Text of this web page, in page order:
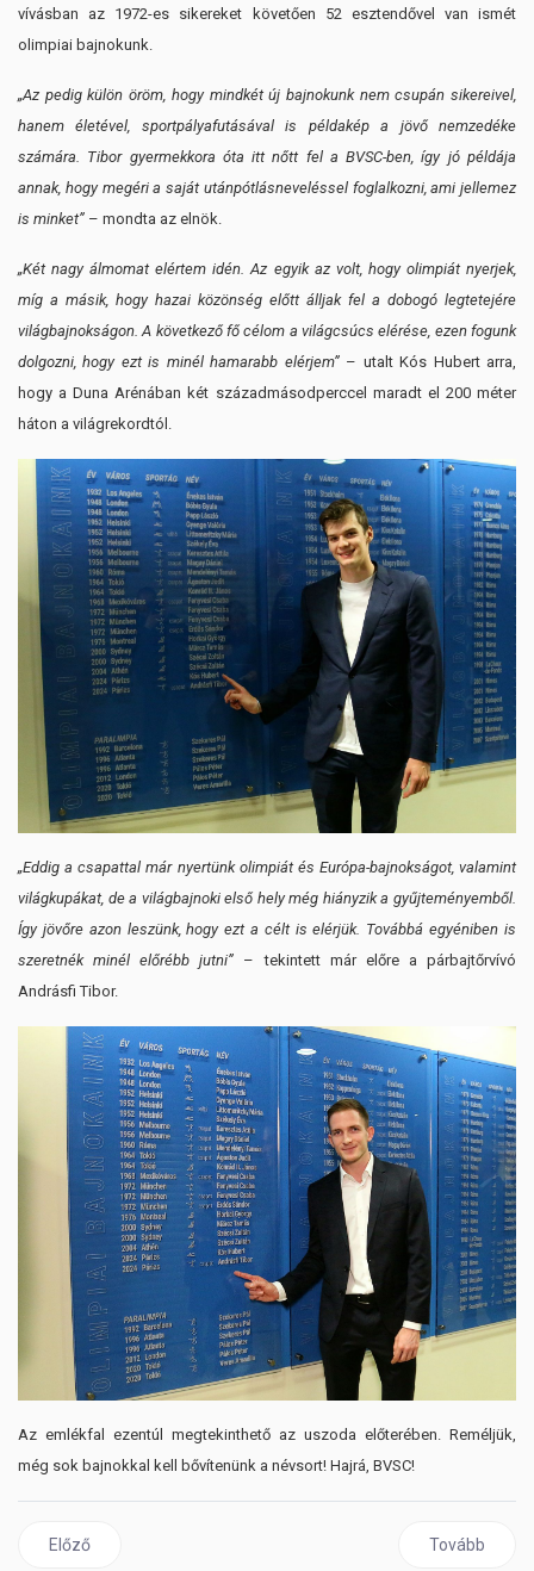
vívásban az 1972-es sikereket követően 52 esztendővel van ismét
olimpiai bajnokunk.
„Az pedig külön öröm, hogy mindkét új bajnokunk nem csupán sikereivel,
hanem életével, sportpályafutásával is példakép a jövő nemzedéke
számára. Tibor gyermekkora óta itt nőtt fel a BVSC-ben, így jó példája
annak, hogy megéri a saját utánpótlásneveléssel foglalkozni, ami jellemez
is minket” – mondta az elnök.
„Két nagy álmomat elértem idén. Az egyik az volt, hogy olimpiát nyerjek,
míg a másik, hogy hazai közönség előtt álljak fel a dobogó legtetejére
világbajnokságon. A következő fő célom a világcsúcs elérése, ezen fogunk
dolgozni, hogy ezt is minél hamarabb elérjem”– utalt Kós Hubert arra,
hogy a Duna Arénában két századmásodperccel maradt el 200 méter
háton a világrekordtól.
„Eddig a csapattal már nyertünk olimpiát és Európa-bajnokságot, valamint
világkupákat, de a világbajnoki első hely még hiányzik a gyűjteményemből.
Így jövőre azon leszünk, hogy ezt a célt is elérjük. Továbbá egyéniben is
szeretnék minél előrébb jutni” – tekintett már előre a párbajtőrvívó
Andrásfi Tibor.
Az emlékfal ezentúl megtekinthető az uszoda előterében. Reméljük,
még sok bajnokkal kell bővítenünk a névsort! Hajrá, BVSC!
Előző cikk: A BVSC-Zugló lett 2024 legeredményesebb
Előző Következő
Tovább